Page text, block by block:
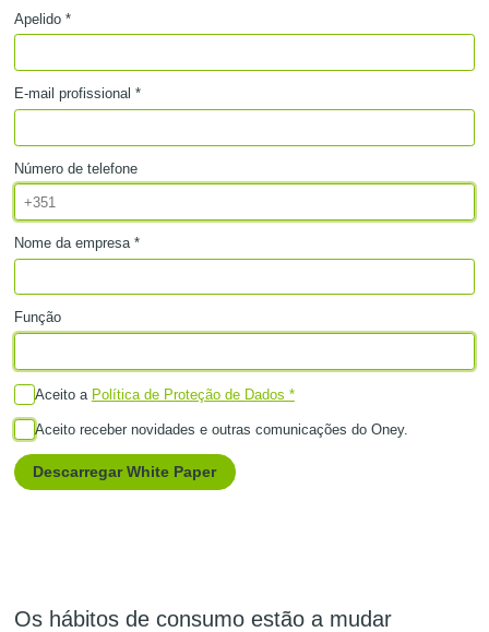
Apelido *
E-mail profissional *
Número de telefone
Nome da empresa *
Função
Aceito a Política de Proteção de Dados *
Aceito receber novidades e outras comunicações do Oney.
Descarregar White Paper
Os hábitos de consumo estão a mudar